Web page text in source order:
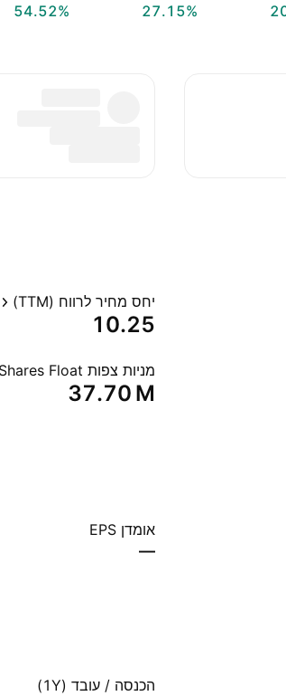
27.15%
54.52%
יחס מחיר לרווח (TTM)
10.25
מניות צפות Shares Float
‪37.70 M‬
אומדן EPS
—
הכנסה / עובד (1Y)